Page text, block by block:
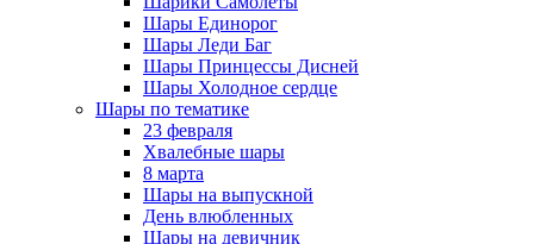
Шары Единорог
Шары Леди Баг
Шары Принцессы Дисней
Шары Холодное сердце
Шары по тематике
23 февраля
Хвалебные шары
8 марта
Шары на выпускной
День влюбленных
Шары на девичник